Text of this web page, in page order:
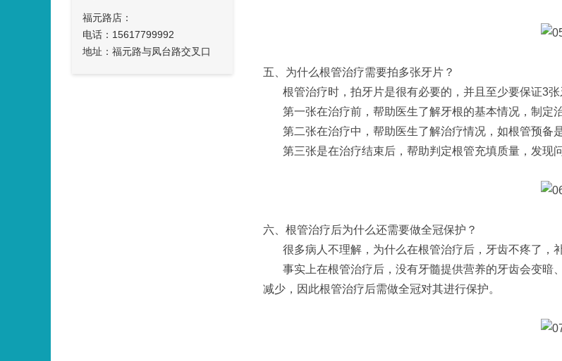
福元路店：
电话：15617799992
地址：福元路与凤台路交叉口
五、为什么根管治疗需要拍多张牙片？
根管治疗时，拍牙片是很有必要的，并且至少要保证3张
第一张在治疗前，帮助医生了解牙根的基本情况，制定
第二张在治疗中，帮助医生了解治疗情况，如根管预备
第三张是在治疗结束后，帮助判定根管充填质量，发现
六、根管治疗后为什么还需要做全冠保护？
很多病人不理解，为什么在根管治疗后，牙齿不疼了，
事实上在根管治疗后，没有牙髓提供营养的牙齿会变暗
减少，因此根管治疗后需做全冠对其进行保护。